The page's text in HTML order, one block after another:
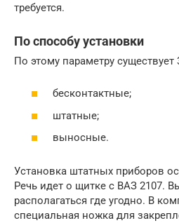
требуется.
По способу установки
По этому параметру
бесконтактные;
штатные;
выносные.
Установка штатных приборов
Речь идет о щитке с ВАЗ 2107.
располагаться где угодно. В
специальная ножка для